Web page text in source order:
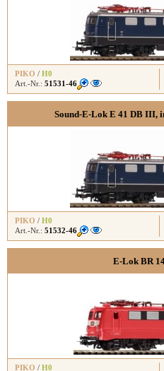
PIKO / H0
Art.-Nr.: 51531-46
Sound-E-Lok E 41 DB III,
PIKO / H0
Art.-Nr.: 51532-46
E-Lok BR
PIKO / H0